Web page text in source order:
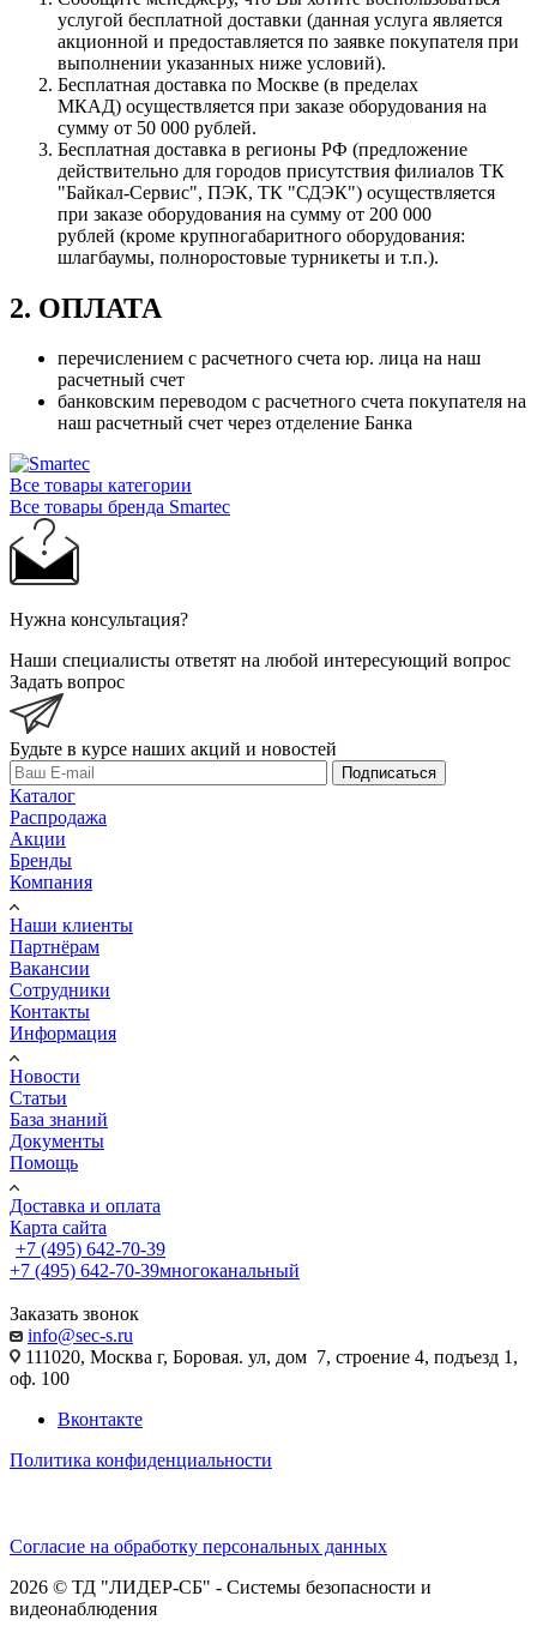
услугой бесплатной доставки (данная услуга является
акционной и предоставляется по заявке покупателя при
выполнении указанных ниже условий).
Бесплатная доставка по Москве (в пределах
МКАД) осуществляется при заказе оборудования на
сумму от 50 000 рублей.
Бесплатная доставка в регионы РФ (предложение
действительно для городов присутствия филиалов ТК
"Байкал-Сервис", ПЭК, ТК "СДЭК") осуществляется
при заказе оборудования на сумму от 200 000
рублей (кроме крупногабаритного оборудования:
шлагбаумы, полноростовые турникеты и т.п.).
2. ОПЛАТА
перечислением с расчетного счета юр. лица на наш
расчетный счет
банковским переводом с расчетного счета покупателя на
наш расчетный счет через отделение Банка
Все товары категории
Все товары бренда Smartec
Нужна консультация?
Наши специалисты ответят на любой интересующий вопрос
Задать вопрос
Будьте в курсе наших акций и новостей
Подписаться
Каталог
Распродажа
Акции
Бренды
Компания
Наши клиенты
Партнёрам
Вакансии
Сотрудники
Контакты
Информация
Новости
Статьи
База знаний
Документы
Помощь
Доставка и оплата
Карта сайта
+7 (495) 642-70-39
+7 (495) 642-70-39многоканальный
Заказать звонок
info@sec-s.ru
111020, Москва г, Боровая. ул, дом 7, строение 4, подъезд 1,
оф. 100
Вконтакте
Политика конфиденциальности
Согласие на обработку персональных данных
2026 © ТД "ЛИДЕР-СБ" - Системы безопасности и
видеонаблюдения